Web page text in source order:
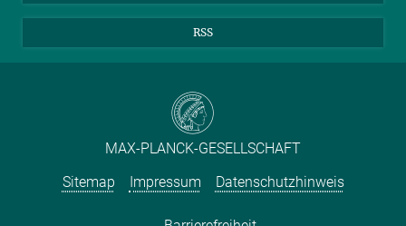
RSS
MAX-PLANCK-GESELLSCHAFT
Sitemap
Impressum Datenschutzhinweis